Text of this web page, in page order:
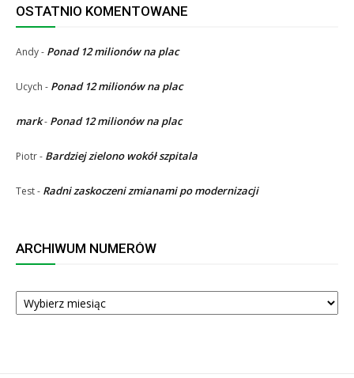
OSTATNIO KOMENTOWANE
Andy- Ponad 12 milionów na plac
Ucych - Ponad 12 milionów na plac
mark- Ponad 12 milionów na plac
Piotr- Bardziej zielono wokół szpitala
Test- Radni zaskoczeni zmianami po modernizacji
ARCHIWUM NUMERÓW
ARCHIWUM
NUMERÓW